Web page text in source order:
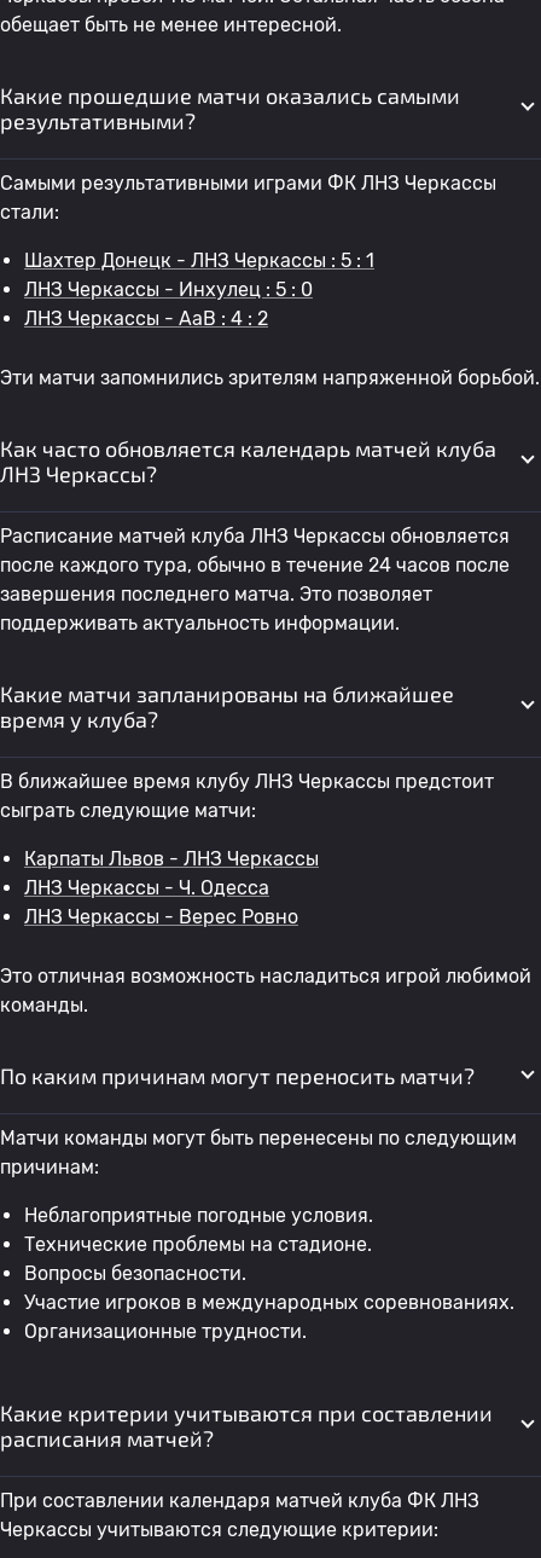
обещает быть не менее интересной.
Какие прошедшие матчи оказались самыми
результативными?
Самыми результативными играми ФК ЛНЗ Черкассы
стали:
Шахтер Донецк - ЛНЗ Черкассы : 5 : 1
ЛНЗ Черкассы - Инхулец : 5 : 0
ЛНЗ Черкассы - AaB : 4 : 2
Эти матчи запомнились зрителям напряженной борьбой.
Как часто обновляется календарь матчей клуба
ЛНЗ Черкассы?
Расписание матчей клуба ЛНЗ Черкассы обновляется
после каждого тура, обычно в течение 24 часов после
завершения последнего матча. Это позволяет
поддерживать актуальность информации.
Какие матчи запланированы на ближайшее
время у клуба?
В ближайшее время клубу ЛНЗ Черкассы предстоит
сыграть следующие матчи:
Карпаты Львов - ЛНЗ Черкассы
ЛНЗ Черкассы - Ч. Одесса
ЛНЗ Черкассы - Верес Ровно
Это отличная возможность насладиться игрой любимой
команды.
По каким причинам могут переносить матчи?
Матчи команды могут быть перенесены по следующим
причинам:
Неблагоприятные погодные условия.
Технические проблемы на стадионе.
Вопросы безопасности.
Участие игроков в международных соревнованиях.
Организационные трудности.
Какие критерии учитываются при составлении
расписания матчей?
При составлении календаря матчей клуба ФК ЛНЗ
Черкассы учитываются следующие критерии: